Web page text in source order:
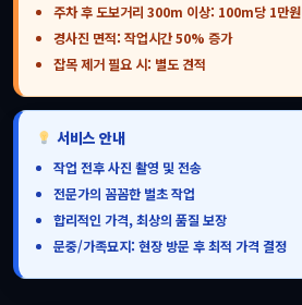
주차 후 도보거리 300m 이상: 100m당 1만원
경사진 면적: 작업시간 50% 증가
잡목 제거 필요 시: 별도 견적
서비스 안내
작업 전후 사진 촬영 및 전송
전문가의 꼼꼼한 벌초 작업
합리적인 가격, 최상의 품질 보장
문중/가족묘지: 현장 방문 후 최적 가격 결정